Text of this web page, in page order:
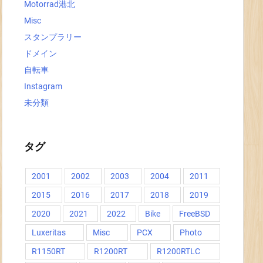
Motorrad港北
Misc
スタンプラリー
ドメイン
自転車
Instagram
未分類
タグ
2001 2002 2003 2004
2011
2015
2016 2017 2018
2019
2020
2021 2022 Bike
FreeBSD
Luxeritas
Misc PCX
Photo
R1150RT
R1200RT R1200RTLC